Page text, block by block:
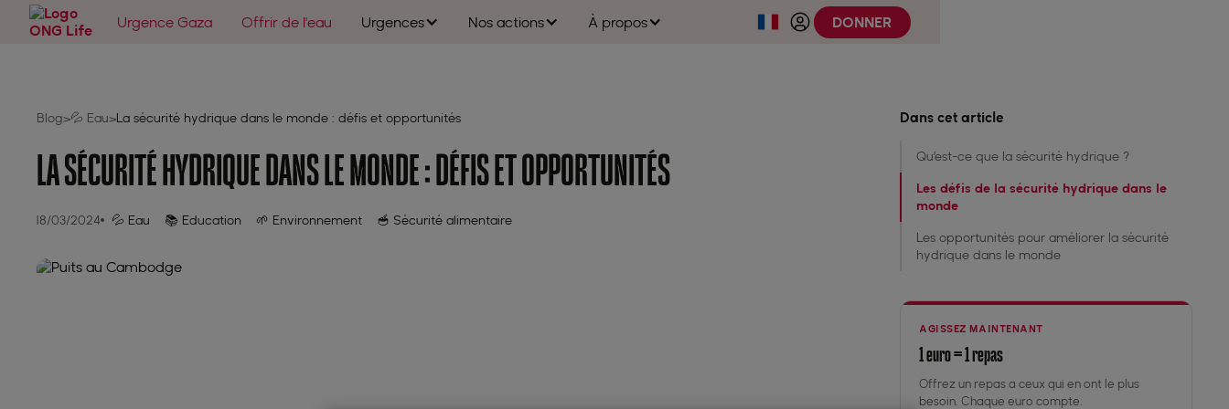
Urgence Gaza Offrir de l'eau Urgences Nos actions À propos DONNER
Blog>💦 Eau>La sécurité hydrique dans le monde : défis et opportunités
LA SÉCURITÉ HYDRIQUE DANS LE MONDE : DÉFIS ET OPPORTUNITÉS
18/03/2024 💦 Eau 📚 Education 🌱 Environnement 🥣 Sécurité alimentaire
Dans cet article
Qu’est-ce que la sécurité hydrique ?
Les défis de la sécurité hydrique dans le
monde‍
Les opportunités pour améliorer la sécurité
hydrique dans le monde‍
AGISSEZ MAINTENANT
1 euro = 1 repas
Offrez un repas a ceux qui en ont le plus
besoin. Chaque euro compte.